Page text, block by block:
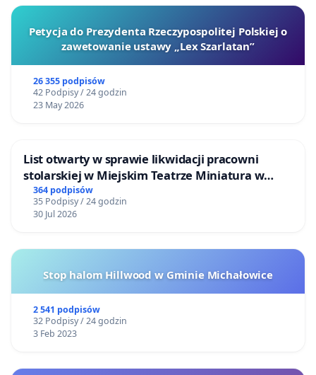
Petycja do Prezydenta Rzeczypospolitej Polskiej o
zawetowanie ustawy „Lex Szarlatan”
26 355 podpisów
42 Podpisy / 24 godzin
23 May 2026
List otwarty w sprawie likwidacji pracowni
stolarskiej w Miejskim Teatrze Miniatura w
Gdańsku
364 podpisów
35 Podpisy / 24 godzin
30 Jul 2026
Stop halom Hillwood w Gminie Michałowice
2 541 podpisów
32 Podpisy / 24 godzin
3 Feb 2023